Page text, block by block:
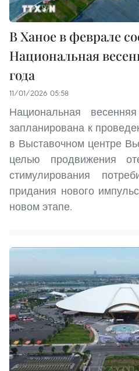
В Ханое в феврале
Национальная
года
11/01/2026 05:58
Национальная
запланирована к
в Выставочном центре
целью продвижения
стимулирования
придания нового
новом этапе.